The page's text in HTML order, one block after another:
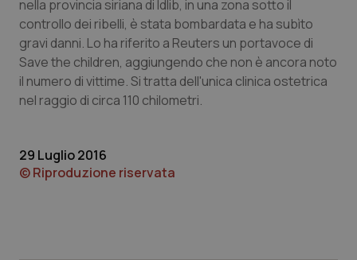
Abruzzo
Basilicata
Campania
QS Pro Gold
Artrite & artrosi
Car-T
Newsletter
nella provincia siriana di Idlib, in una zona sotto il
controllo dei ribelli, è stata bombardata e ha subìto
gravi danni. Lo ha riferito a Reuters un portavoce di
Save the children, aggiungendo che non è ancora noto
il numero di vittime. Si tratta dell'unica clinica ostetrica
nel raggio di circa 110 chilometri.
29 Luglio 2016
© Riproduzione riservata